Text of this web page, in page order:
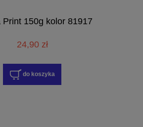
Print 150g kolor 81917
24,90 zł
do koszyka